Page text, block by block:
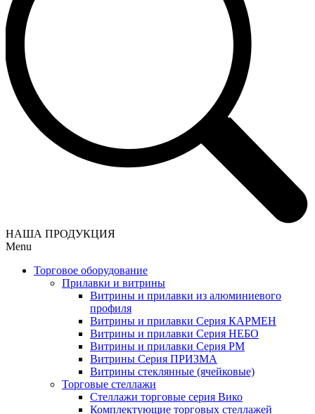
НАША ПРОДУКЦИЯ
Menu
Торговое оборудование
Прилавки и витрины
Витрины и прилавки из алюминиевого
профиля
Витрины и прилавки Серия КАРМЕН
Витрины и прилавки Серия НЕБО
Витрины и прилавки Серия РМ
Витрины Серия ПРИЗМА
Витрины стеклянные (ячейковые)
Торговые стеллажи
Стеллажи торговые серия Вико
Комплектующие торговых стеллажей